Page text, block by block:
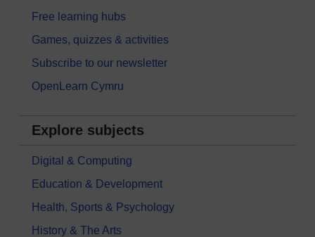
Free learning hubs
Games, quizzes & activities
Subscribe to our newsletter
OpenLearn Cymru
Explore subjects
Digital & Computing
Education & Development
Health, Sports & Psychology
History & The Arts